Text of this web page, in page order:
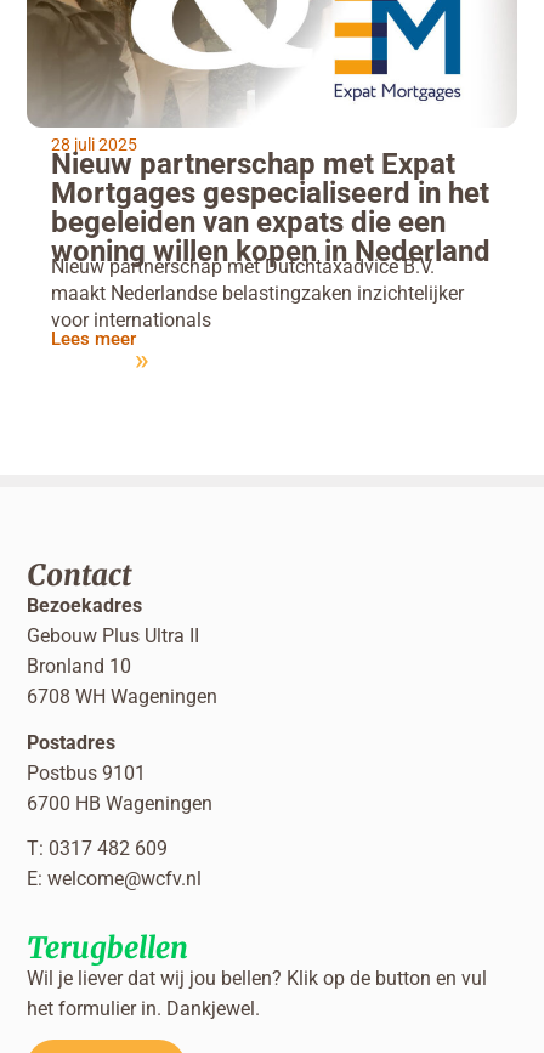
28 juli 2025
Nieuw partnerschap met Expat
Mortgages gespecialiseerd in het
begeleiden van expats die een
woning willen kopen in Nederland
Nieuw partnerschap met Dutchtaxadvice B.V.
maakt Nederlandse belastingzaken inzichtelijker
voor internationals
Lees meer
Contact
Bezoekadres
Gebouw Plus Ultra II
Bronland 10
6708 WH Wageningen
Postadres
Postbus 9101
6700 HB Wageningen
T: 0317 482 609
E:welcome@wcfv.nl
Terugbellen
Wil je liever dat wij jou bellen? Klik op de button en vul
het formulier in. Dankjewel.